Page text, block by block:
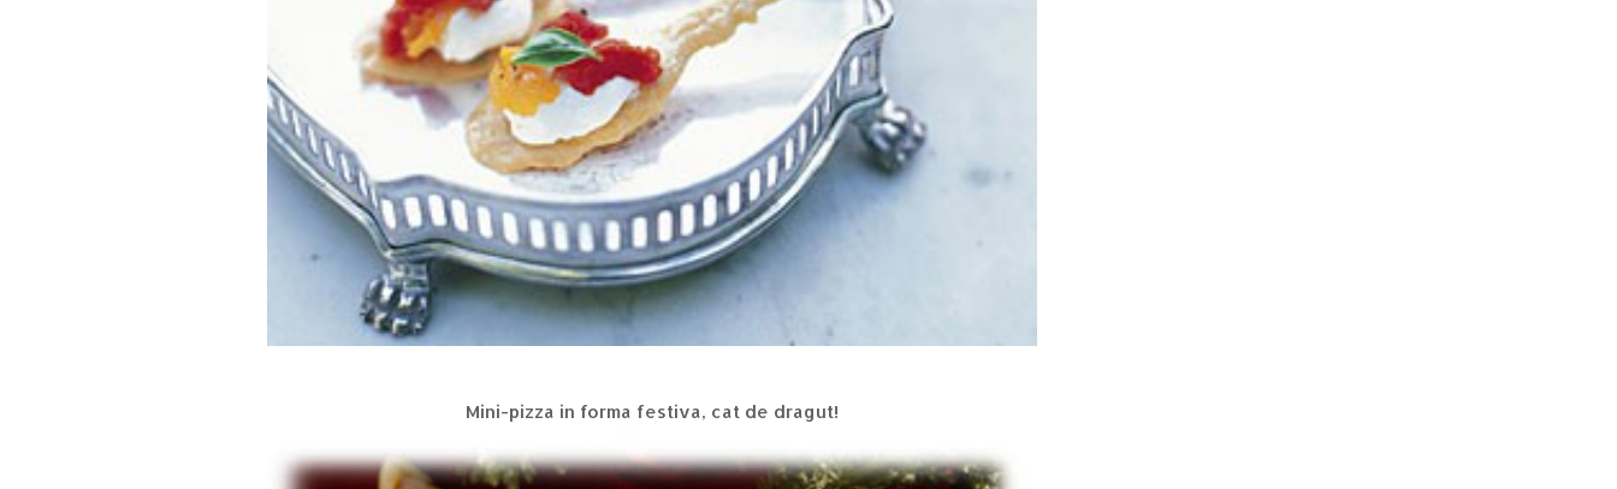
Mini-pizza in forma festiva, cat de dragut!